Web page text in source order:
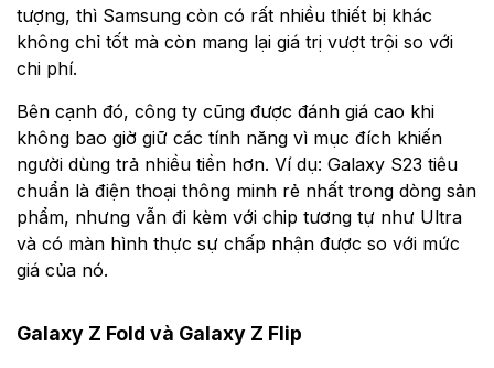
tượng, thì Samsung còn có rất nhiều thiết bị khác
không chỉ tốt mà còn mang lại giá trị vượt trội so với
chi phí.
Bên cạnh đó, công ty cũng được đánh giá cao khi
không bao giờ giữ các tính năng vì mục đích khiến
người dùng trả nhiều tiền hơn. Ví dụ: Galaxy S23 tiêu
chuẩn là điện thoại thông minh rẻ nhất trong dòng sản
phẩm, nhưng vẫn đi kèm với chip tương tự như Ultra
và có màn hình thực sự chấp nhận được so với mức
giá của nó.
Galaxy Z Fold và Galaxy Z Flip